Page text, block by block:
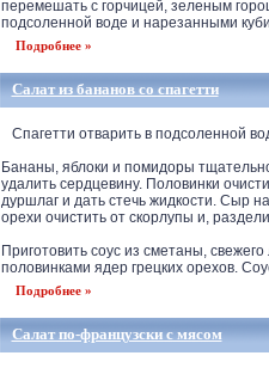
перемешать с горчицей, зеленым
подсоленной воде и нарезанными
Подробнее »
Салат из бананов со спагетти
Спагетти отварить в подсоленной
Бананы, яблоки и помидоры
удалить сердцевину. Половинки
дуршлаг и дать стечь жидкости. Сыр
орехи очистить от скорлупы и,
Приготовить соус из сметаны,
половинками ядер грецких орехов.
Подробнее »
Салат по-французски с мясом